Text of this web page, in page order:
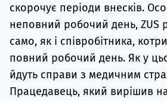
скорочує періоди внесків.
неповний робочий день, ZUS
само, як і співробітника,
повний робочий день. Як у
йдуть справи з медичним
Працедавець, який вирішив